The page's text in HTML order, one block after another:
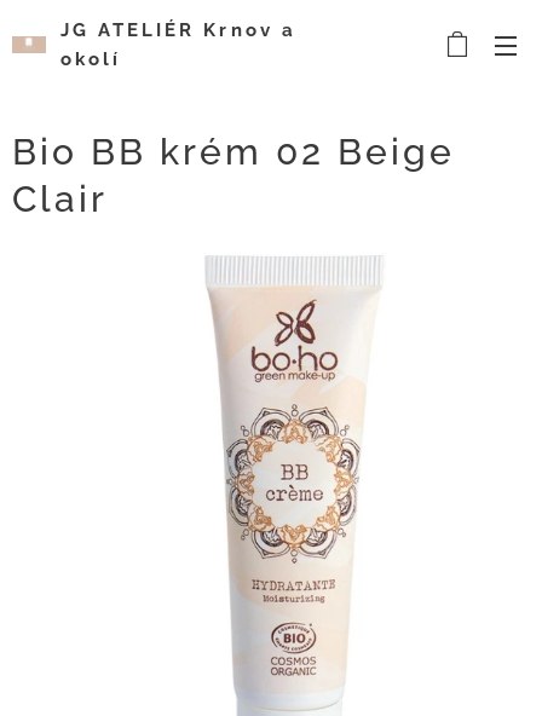
JG ATELIÉR Krnov a
okolí
Bio BB krém 02 Beige
Clair